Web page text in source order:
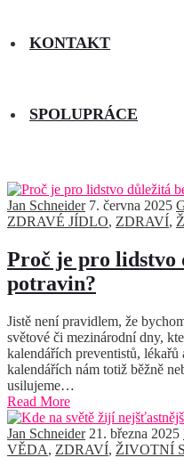
KONTAKT
SPOLUPRÁCE
Jan Schneider 7. června 2025
ZDRAVÉ JÍDLO, ZDRAVÍ,
Proč je pro lidstvo
potravin?
Jistě není pravidlem, že
světové či mezinárodní dny,
kalendářích preventistů,
kalendářích nám totiž běžně
usilujeme…
Read More
Jan Schneider 21. března 2025
VĚDA, ZDRAVÍ, ŽIVOTNÍ